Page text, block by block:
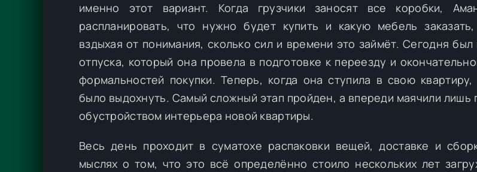
именно этот вариант. Когда грузчики заносят все коробки,
распланировать, что нужно будет купить и какую мебель
вздыхая от понимания, сколько сил и времени это займёт. Сегодня
отпуска, который она провела в подготовке к переезду и
формальностей покупки. Теперь, когда она ступила в свою
было выдохнуть. Самый сложный этап пройден, а впереди маячили лишь
обустройством интерьера новой квартиры.
Весь день проходит в суматохе распаковки вещей, доставке и
мыслях о том, что это всё определённо стоило нескольких лет